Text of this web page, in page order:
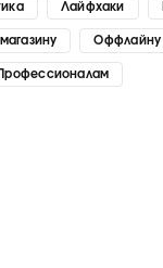
Лайфхаки
Оффлайну
Профессионалам